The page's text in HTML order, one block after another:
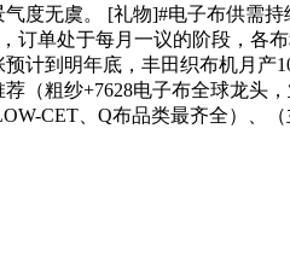
度无虞。 [礼物]#电子布供需
订单处于每月一议的阶段，各
计到明年底，丰田织布机月产
（粗纱+7628电子布全球龙头
CET、Q布品类最齐全）、